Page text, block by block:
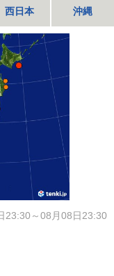
西日本 沖縄
23:30～08月08日23:30